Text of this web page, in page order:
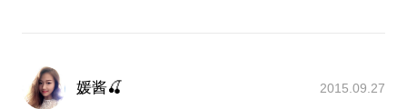
媛酱🍒 2015.09.27